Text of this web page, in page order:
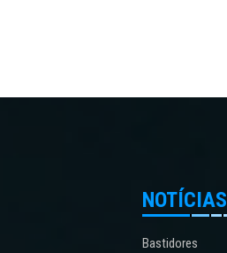
NOTÍCIAS
Bastidores